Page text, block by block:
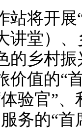
将开展“
讲堂）
的乡村
价值的“
验官”
务的“